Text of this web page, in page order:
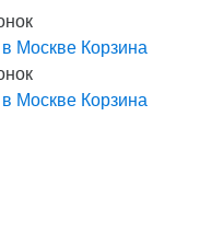
в Москве Корзина
в Москве Корзина